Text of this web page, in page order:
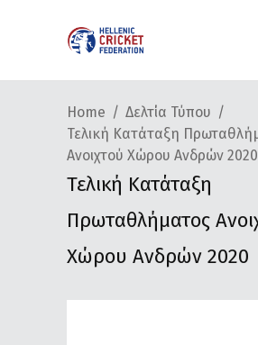
Home
Δελτία Τύπου
Τελική Κατάταξη
Ανοιχτού Χώρου Ανδρών 2020
Τελική Κατάταξη
Πρωταθλήματος
Χώρου Ανδρών 2020